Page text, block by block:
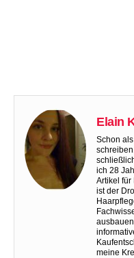
Elain
Schon
ich 28
Artikel für
ist der
meine